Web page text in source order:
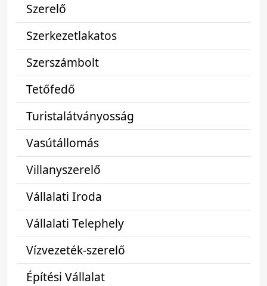
Szerelő
Szerkezetlakatos
Szerszámbolt
Tetőfedő
Turistalátványosság
Vasútállomás
Villanyszerelő
Vállalati Iroda
Vállalati Telephely
Vízvezeték-szerelő
Építési Vállalat